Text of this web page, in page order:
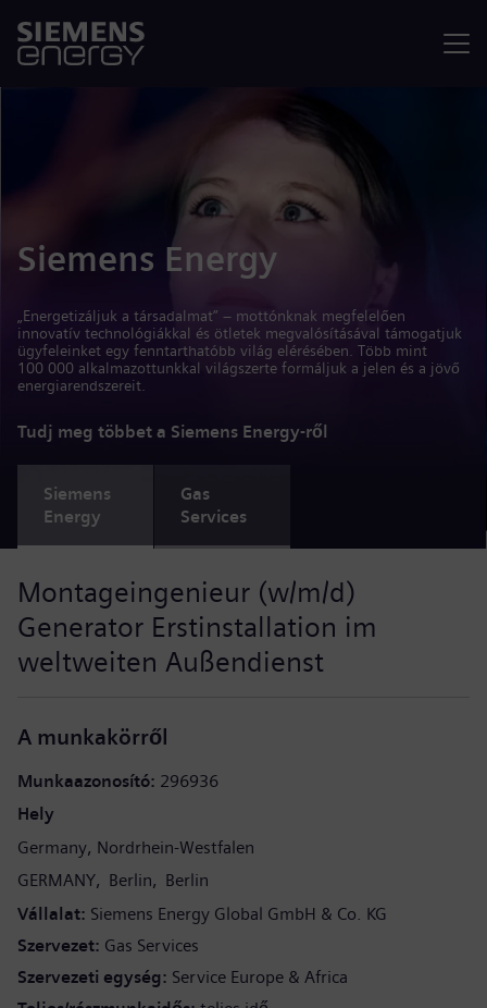
Siemens Energy
„Energetizáljuk a társadalmat” – mottónknak megfelelően
innovatív technológiákkal és ötletek megvalósításával támogatjuk
ügyfeleinket egy fenntarthatóbb világ elérésében. Több mint
100 000 alkalmazottunkkal világszerte formáljuk a jelen és a jövő
energiarendszereit.
Tudj meg többet a Siemens Energy-ről
Siemens
Energy
Gas
Services
Montageingenieur (w/m/d)
Generator Erstinstallation im
weltweiten Außendienst
A munkakörről
Munkaazonosító 296936
Hely
Germany Nordrhein-Westfalen
GERMANY
Berlin
Berlin
Vállalat Siemens Energy Global GmbH & Co. KG
Szervezet Gas Services
Szervezeti egység Service Europe & Africa